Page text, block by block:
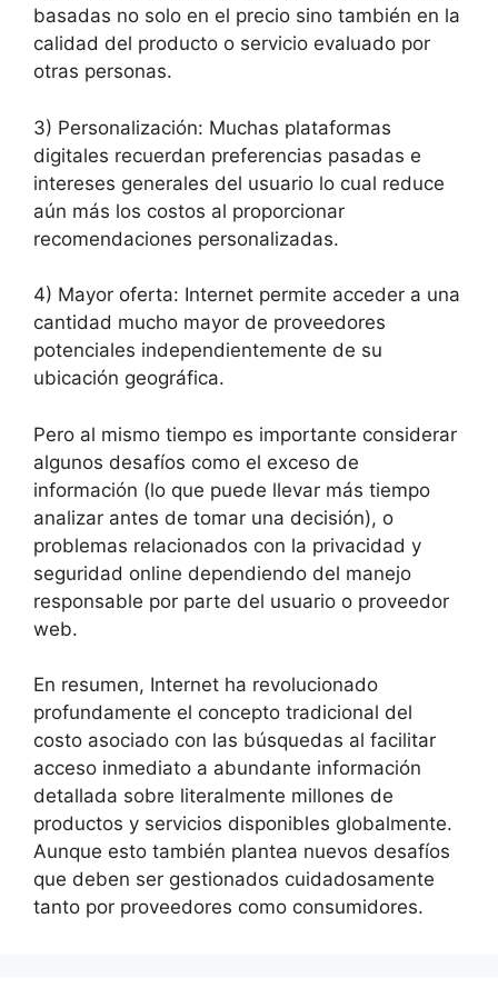
basadas no solo en el precio sino también en la
calidad del producto o servicio evaluado por
otras personas.
3) Personalización: Muchas plataformas
digitales recuerdan preferencias pasadas e
intereses generales del usuario lo cual reduce
aún más los costos al proporcionar
recomendaciones personalizadas.
4) Mayor oferta: Internet permite acceder a una
cantidad mucho mayor de proveedores
potenciales independientemente de su
ubicación geográfica.
Pero al mismo tiempo es importante considerar
algunos desafíos como el exceso de
información (lo que puede llevar más tiempo
analizar antes de tomar una decisión), o
problemas relacionados con la privacidad y
seguridad online dependiendo del manejo
responsable por parte del usuario o proveedor
web.
En resumen, Internet ha revolucionado
profundamente el concepto tradicional del
costo asociado con las búsquedas al facilitar
acceso inmediato a abundante información
detallada sobre literalmente millones de
productos y servicios disponibles globalmente.
Aunque esto también plantea nuevos desafíos
que deben ser gestionados cuidadosamente
tanto por proveedores como consumidores.